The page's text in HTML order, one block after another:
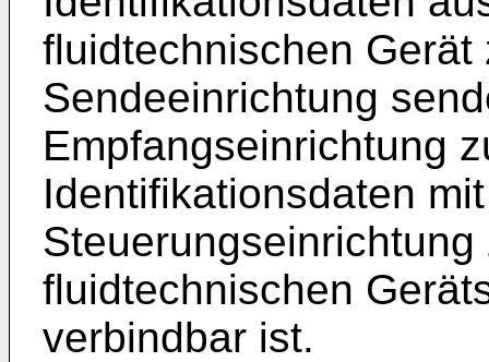
fluidtechnischen
Sendeeinrichtung
Empfangseinrichtung
Identifikationsdaten
fluidtechnischen
verbindbar ist.